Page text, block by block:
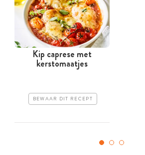
Kip caprese met
kerstomaatjes
BEWAAR DIT RECEPT